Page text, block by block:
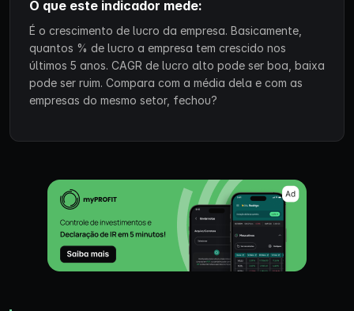
O que este indicador mede:
É o crescimento de lucro da empresa. Basicamente,
quantos % de lucro a empresa tem crescido nos
últimos 5 anos. CAGR de lucro alto pode ser boa, baixa
pode ser ruim. Compara com a média dela e com as
empresas do mesmo setor, fechou?